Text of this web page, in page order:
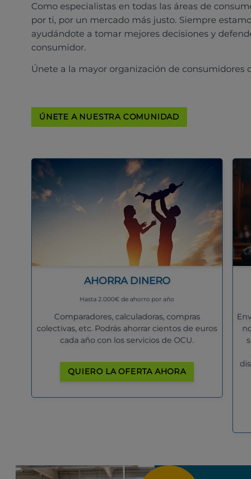
Como especialistas en todas las áreas de
por ti, por un mercado más justo. Siempre
ayudándote a tomar mejores decisiones y
consumidor.
Únete a la mayor organización de consumidores
ÚNETE A NUESTRA COMUNIDAD
AHORRA DINERO
Hasta 2.000€ de ahorro por año
Comparadores, calculadoras, compras
colectivas, etc. Podrás ahorrar cientos de euros
cada año con los servicios de OCU.
QUIERO LA OFERTA AHORA